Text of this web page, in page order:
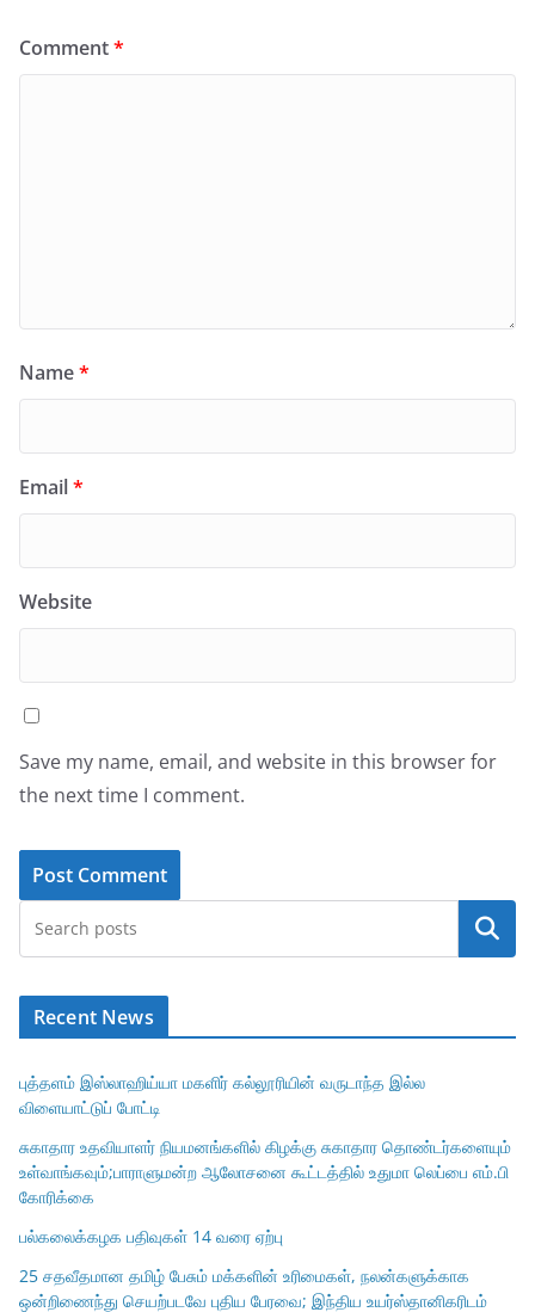
Comment*
Name*
Email*
Website
Save my name, email, and website in this browser for
the next time I comment.
Search
Recent News
புத்தளம் இஸ்லாஹிய்யா மகளிர் கல்லூரியின் வருடாந்த இல்ல
விளையாட்டுப் போட்டி
சுகாதார உதவியாளர் நியமனங்களில் கிழக்கு சுகாதார தொண்டர்களையும்
உள்வாங்கவும்;பாராளுமன்ற ஆலோசனை கூட்டத்தில் உதுமா லெப்பை எம்.பி
கோரிக்கை
பல்கலைக்கழக பதிவுகள் 14 வரை ஏற்பு
25 சதவீதமான தமிழ் பேசும் மக்களின் உரிமைகள், நலன்களுக்காக
ஒன்றிணைந்து செயற்படவே புதிய பேரவை; இந்திய உயர்ஸ்தானிகரிடம்